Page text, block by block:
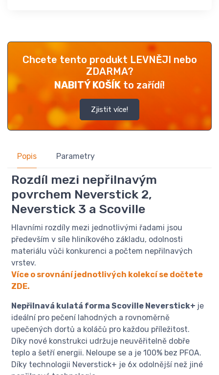
Chcete tento produkt LEVNĚJI nebo
ZDARMA?
NABITÝ KOŠÍK to zařídí!
Zjistit více!
Popis Parametry
Rozdíl mezi nepřilnavým
povrchem Neverstick 2,
Neverstick 3 a Scoville
Hlavními rozdíly mezi jednotlivými řadami jsou
především v síle hliníkového základu, odolnosti
materiálu vůči konkurenci a počtem nepřilnavých
vrstev.
Více o srovnání jednotlivých kolekcí se dočtete
ZDE.
Nepřilnavá kulatá forma Scoville Neverstick+ je
ideální pro pečení lahodných a rovnoměrně
upečených dortů a koláčů pro každou příležitost.
Díky nové konstrukci udržuje neuvěřitelně dobře
teplo a šetří energii. Neloupe se a je 100% bez PFOA.
Díky technologii Neverstick+ je 6x odolnější než jiné